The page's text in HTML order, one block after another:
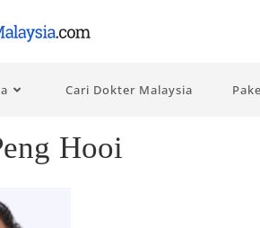
Cari Dokter Malaysia
Hooi